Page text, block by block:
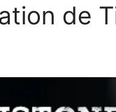
de